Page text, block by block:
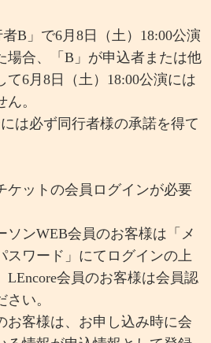
B」で6月8日（土）18:00公演
場合、「B」が申込者または他
6月8日（土）18:00公演には
。
は必ず同行者様の承諾を得て
ケットの会員ログインが必要
ンWEB会員のお客様は「メ
スワード」にてログインの上
LEncore会員のお客様は会員認
い。
客様は、お申し込み時に会